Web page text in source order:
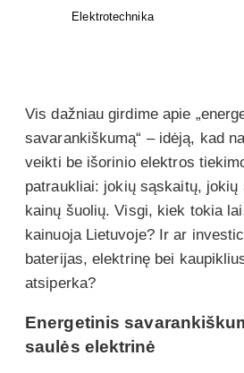
NIBE - daugiau nei 40 metų
Vis dažniau girdime apie
savarankiškumą“ – idėją, kad
veikti be išorinio elektros
patraukliai: jokių sąskaitų,
kainų šuolių. Visgi, kiek tokia
kainuoja Lietuvoje? Ir ar
baterijas, elektrinę bei
atsiperka?
Energetinis
saulės elektrinė